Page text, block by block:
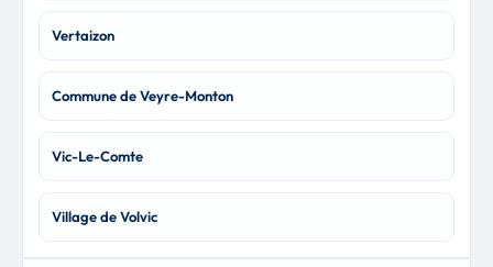
Vertaizon
Commune de Veyre-Monton
Vic-Le-Comte
Village de Volvic